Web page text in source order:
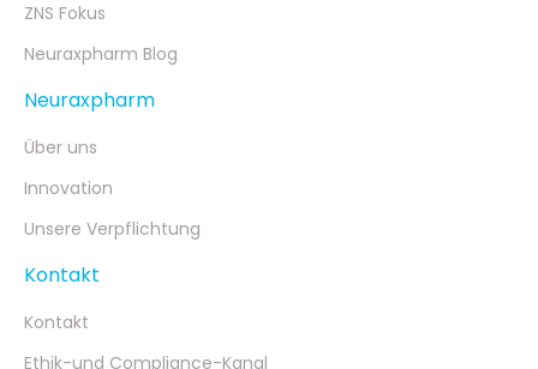
ZNS Fokus
Neuraxpharm Blog
Neuraxpharm
Über uns
Innovation
Unsere Verpflichtung
Kontakt
Kontakt
Ethik-und Compliance-Kanal